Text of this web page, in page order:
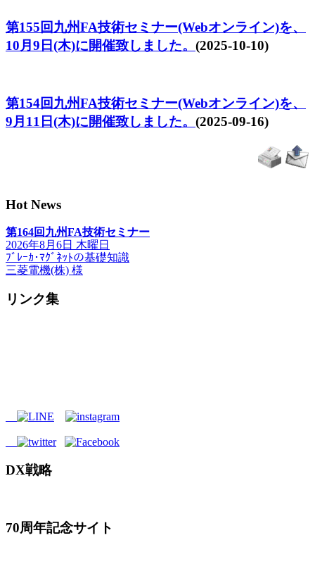
第155回九州FA技術セミナー(Webオンライン)を、
10月9日(木)に開催致しました。 (2025-10-10)
第154回九州FA技術セミナー(Webオンライン)を、
9月11日(木)に開催致しました。 (2025-09-16)
Hot News
第164回九州FA技術セミナー
2026年8月6日 木曜日
ﾌﾞﾚｰｶ･ﾏｸﾞﾈｯﾄの基礎知識
三菱電機(株) 様
リンク集
DX戦略
70周年記念サイト